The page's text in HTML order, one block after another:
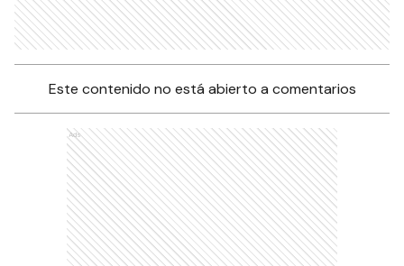
Este contenido no está abierto a comentarios
Ads